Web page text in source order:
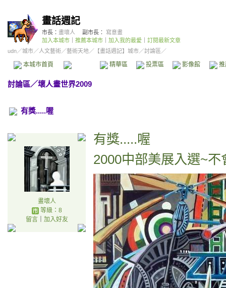
畫話週記
市長： 畫壞人 副市長： 寫意畫
加入本城市
推薦本城市 加入我的最愛
訂閱最新文章
udn／城市／人文藝術／藝術天地／ 【畫話週記】城市／討論區／
本城市首頁 精華區 投票區 影像館
討論區／壞人畫世界2009
有獎.....喔
畫壞人
等級：8
留言｜ 加入好友
有獎.....喔
2000中部美展入選~